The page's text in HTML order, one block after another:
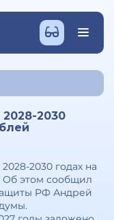
2030
2030 годах на
Об этом сообщил
РФ Андрей